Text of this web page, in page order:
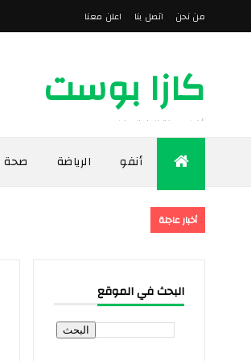
من نحن اتصل بنا اعلن معنا
كازا بوست
أخبار مدينة الدار البيضاء
أنفو الرياضة صحة
أخبار عاجلة
البحث في الموقع